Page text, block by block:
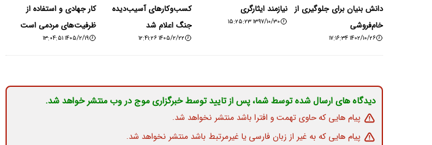
دانش بنیان برای جلوگیری از
خام‌فروشی
۱۴۰۲/۱۰/۲۶ ۱۷:۱۶:۳۴
نیازمند ایثارگری
۱۳۹۷/۱۰/۳۰ ۱۵:۲۵:۲۳
کسب‌وکارهای آسیب‌دیده
جنگ اعلام شد
۱۴۰۵/۲/۲۲ ۱۲:۴۱:۲۶
کار جهادی و استفاده از
ظرفیت‌های مردمی است
۱۴۰۵/۲/۱۹ ۱۳:۰۴:۵۱
دیدگاه های ارسال شده توسط شما، پس از تایید توسط خبرگزاری موج در وب منتشر خواهد شد.
پیام هایی که حاوی تهمت و افترا باشد منتشر نخواهد شد.
پیام هایی که به غیر از زبان فارسی یا غیرمرتبط باشد منتشر نخواهد شد.